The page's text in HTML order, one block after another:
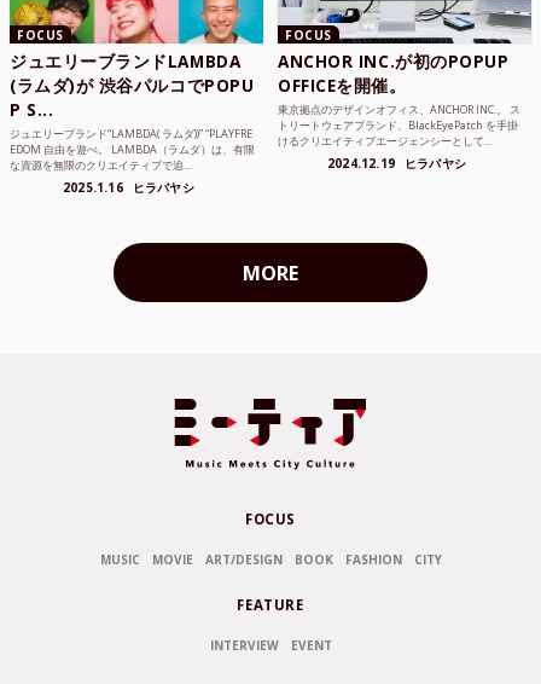
FOCUS
ジュエリーブランドLAMBDA
(ラムダ)が 渋谷パルコでPOPU
P S...
ジュエリーブランド“LAMBDA( ラムダ))” “PLAYFRE
EDOM 自由を遊べ。 LAMBDA（ラムダ）は、有限
な資源を無限のクリエイティブで追...
2025.1.16 ヒラバヤシ
FOCUS
ANCHOR INC.が初のPOPUP
OFFICEを開催。
東京拠点のデザインオフィス、ANCHOR INC.。 ス
トリートウェアブランド、BlackEyePatch を手掛
けるクリエイティブエージェンシーとして...
2024.12.19 ヒラバヤシ
MORE
FOCUS
MUSIC MOVIE ART/DESIGN BOOK FASHION CITY
FEATURE
INTERVIEW EVENT